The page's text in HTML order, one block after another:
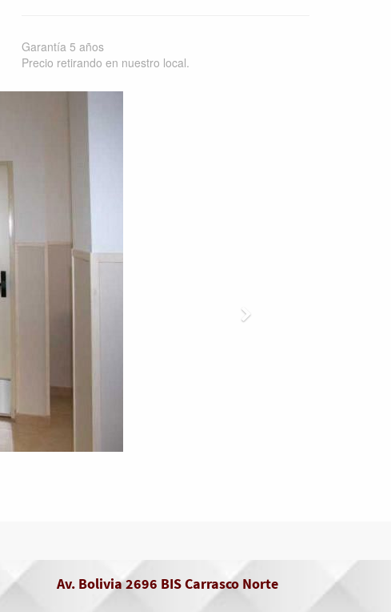
Garantía 5 años
Precio retirando en nuestro local.
Av. Bolivia 2696 BIS Carrasco Norte